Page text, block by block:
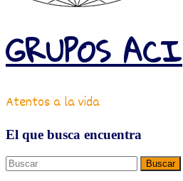
GRUPOS ACI
Atentos a la vida
El que busca encuentra